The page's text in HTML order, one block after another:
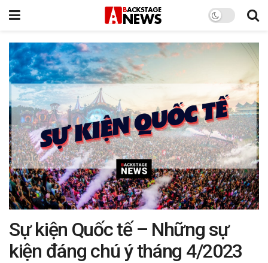
Sự kiện Quốc tế – Những sự
kiện đáng chú ý tháng 4/2023